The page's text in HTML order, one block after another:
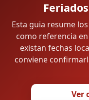
Esta guia resume
como referencia
existan fechas
conviene
Ver